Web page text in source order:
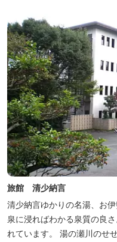
旅館 清少納言
清少納言ゆかりの名湯、お
泉に浸ればわかる泉質の良
れています。 湯の瀬川のせ